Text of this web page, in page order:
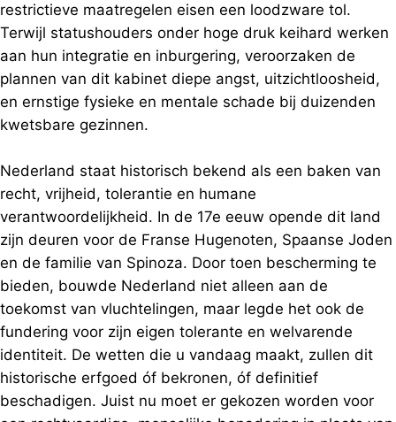
restrictieve maatregelen eisen een loodzware tol.
Terwijl statushouders onder hoge druk keihard werken
aan hun integratie en inburgering, veroorzaken de
plannen van dit kabinet diepe angst, uitzichtloosheid,
en ernstige fysieke en mentale schade bij duizenden
kwetsbare gezinnen.
Nederland staat historisch bekend als een baken van
recht, vrijheid, tolerantie en humane
verantwoordelijkheid. In de 17e eeuw opende dit land
zijn deuren voor de Franse Hugenoten, Spaanse Joden
en de familie van Spinoza. Door toen bescherming te
bieden, bouwde Nederland niet alleen aan de
toekomst van vluchtelingen, maar legde het ook de
fundering voor zijn eigen tolerante en welvarende
identiteit. De wetten die u vandaag maakt, zullen dit
historische erfgoed óf bekronen, óf definitief
beschadigen. Juist nu moet er gekozen worden voor